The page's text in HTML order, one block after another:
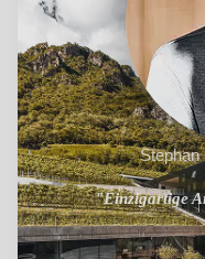
Stephan
"Einzigartige
"Nachhaltige